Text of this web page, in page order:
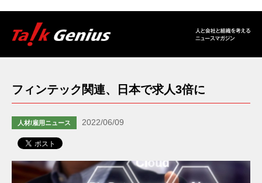
フィンテック関連、日本で求人3倍に
人材/雇用ニュース 2022/06/09